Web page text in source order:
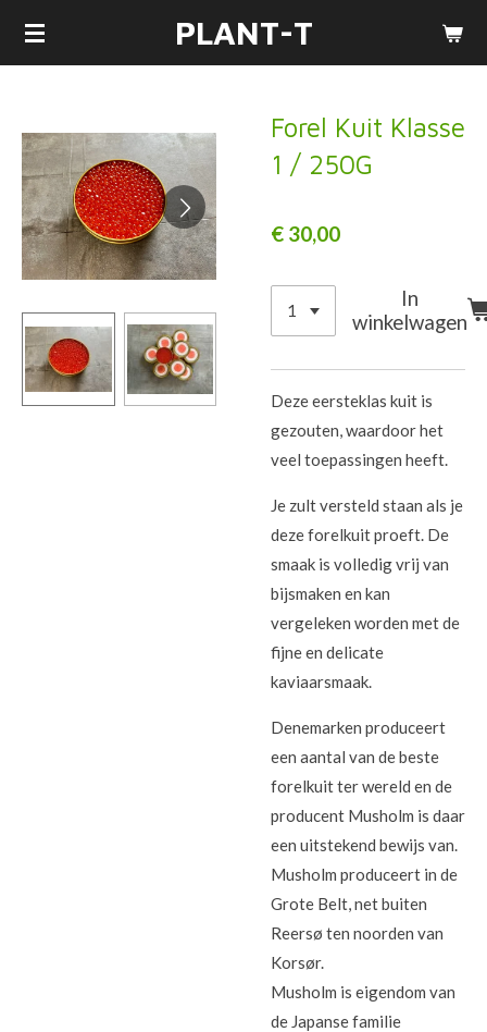
Ga
hoofdinhoud
PLANT-T
Forel Kuit Klasse
1 / 250G
€ 30,00
In
winkelwagen
Deze eersteklas kuit is
gezouten, waardoor het
veel toepassingen heeft.
Je zult versteld staan als je
deze forelkuit proeft. De
smaak is volledig vrij van
bijsmaken en kan
vergeleken worden met de
fijne en delicate
kaviaarsmaak.
Denemarken produceert
een aantal van de beste
forelkuit ter wereld en de
producent Musholm is daar
een uitstekend bewijs van.
Musholm produceert in de
Grote Belt, net buiten
Reersø ten noorden van
Korsør.
Musholm is eigendom van
de Japanse familie